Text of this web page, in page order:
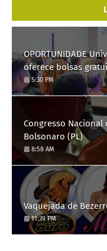
OPORTUNIDADE
oferece bolsas
saiba como se
5:30 PM
Congresso
Bolsonaro (PL)
8:58 AM
Vaquejada de
11:39 PM